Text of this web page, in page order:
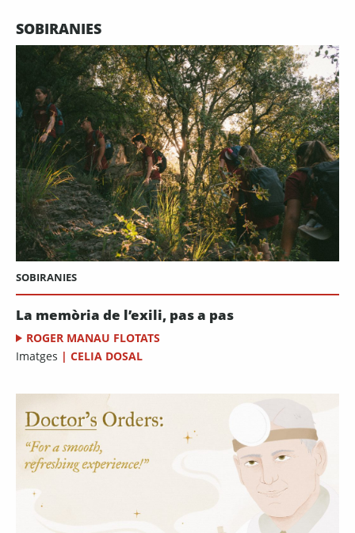
SOBIRANIES
SOBIRANIES
La memòria de l’exili, pas a pas
ROGER MANAU FLOTATS
Imatges | CELIA DOSAL